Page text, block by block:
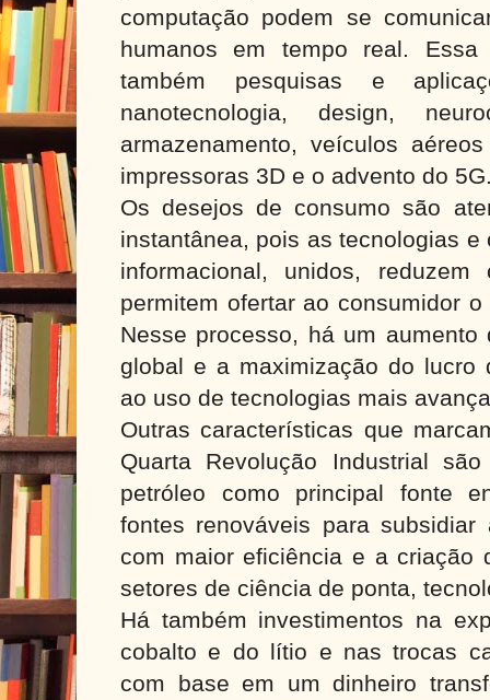
computação podem se
humanos em tempo real. Essa
também pesquisas e
nanotecnologia, design,
armazenamento, veículos
impressoras 3D e o advento do
Os desejos de consumo são
instantânea, pois as tecnologias
informacional, unidos,
permitem ofertar ao consumidor
Nesse processo, há um
global e a maximização do lucro
ao uso de tecnologias mais
Outras características que
Quarta Revolução Industrial
petróleo como principal fonte
fontes renováveis para
com maior eficiência e a criação
setores de ciência de ponta,
Há também investimentos na
cobalto e do lítio e nas trocas
com base em um dinheiro